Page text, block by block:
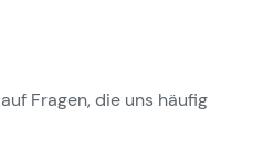
Fragen, die uns häufig